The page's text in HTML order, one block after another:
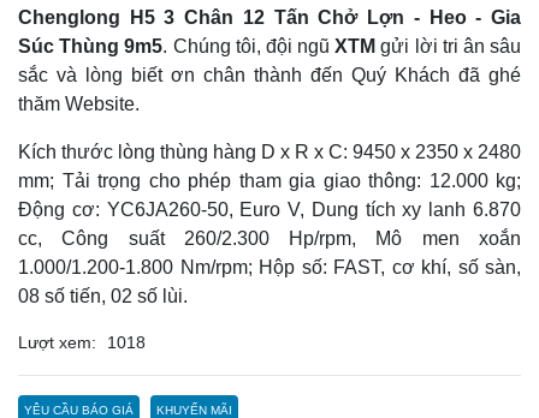
Chenglong H5 3 Chân 12 Tấn Chở Lợn - Heo - Gia
Súc Thùng 9m5. Chúng tôi, đội ngũXTM gửi lời tri ân sâu
sắc và lòng biết ơn chân thành đến Quý Khách đã ghé
thăm Website.
Kích thước lòng thùng hàng D x R x C: 9450 x 2350 x 2480
mm; Tải trọng cho phép tham gia giao thông: 12.000 kg;
Động cơ: YC6JA260-50, Euro V, Dung tích xy lanh 6.870
cc, Công suất 260/2.300 Hp/rpm, Mô men xoắn
1.000/1.200-1.800 Nm/rpm; Hộp số: FAST, cơ khí, số sàn,
08 số tiến, 02 số lùi.
Lượt xem: 1018
YÊU CẦU BÁO GIÁ KHUYẾN MÃI